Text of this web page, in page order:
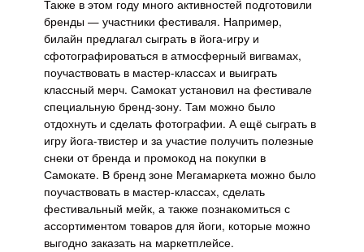
Также в этом году много активностей подготовили
бренды — участники фестиваля. Например,
билайн предлагал сыграть в йога-игру и
сфотографироваться в атмосферный вигвамах,
поучаствовать в мастер-классах и выиграть
классный мерч. Самокат установил на фестивале
специальную бренд-зону. Там можно было
отдохнуть и сделать фотографии. А ещё сыграть в
игру йога-твистер и за участие получить полезные
снеки от бренда и промокод на покупки в
Самокате. В бренд зоне Мегамаркета можно было
поучаствовать в мастер-классах, сделать
фестивальный мейк, а также познакомиться с
ассортиментом товаров для йоги, которые можно
выгодно заказать на маркетплейсе.